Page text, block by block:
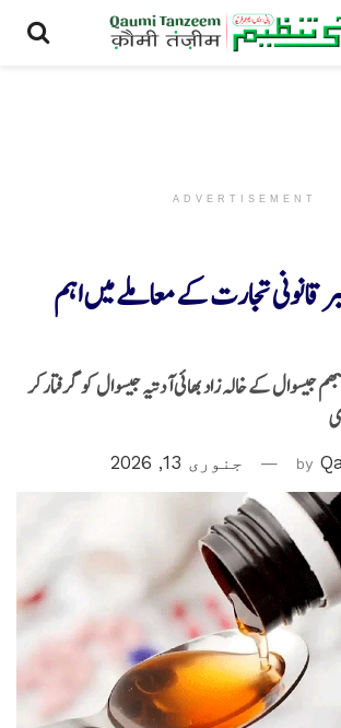
ADVERTISEMENT
تجارت کے معاملے میں اہم
جیسوال کے خالہ زاد بھائی آدتیہ جیسوال کو گرفتار کر
by جنوری 13, 2026